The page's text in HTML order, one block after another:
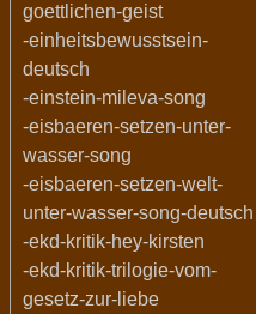
goettlichen-geist
-einheitsbewusstsein-
deutsch
-einstein-mileva-song
-eisbaeren-setzen-unter-
wasser-song
-eisbaeren-setzen-welt-
unter-wasser-song-deutsch
-ekd-kritik-hey-kirsten
-ekd-kritik-trilogie-vom-
gesetz-zur-liebe